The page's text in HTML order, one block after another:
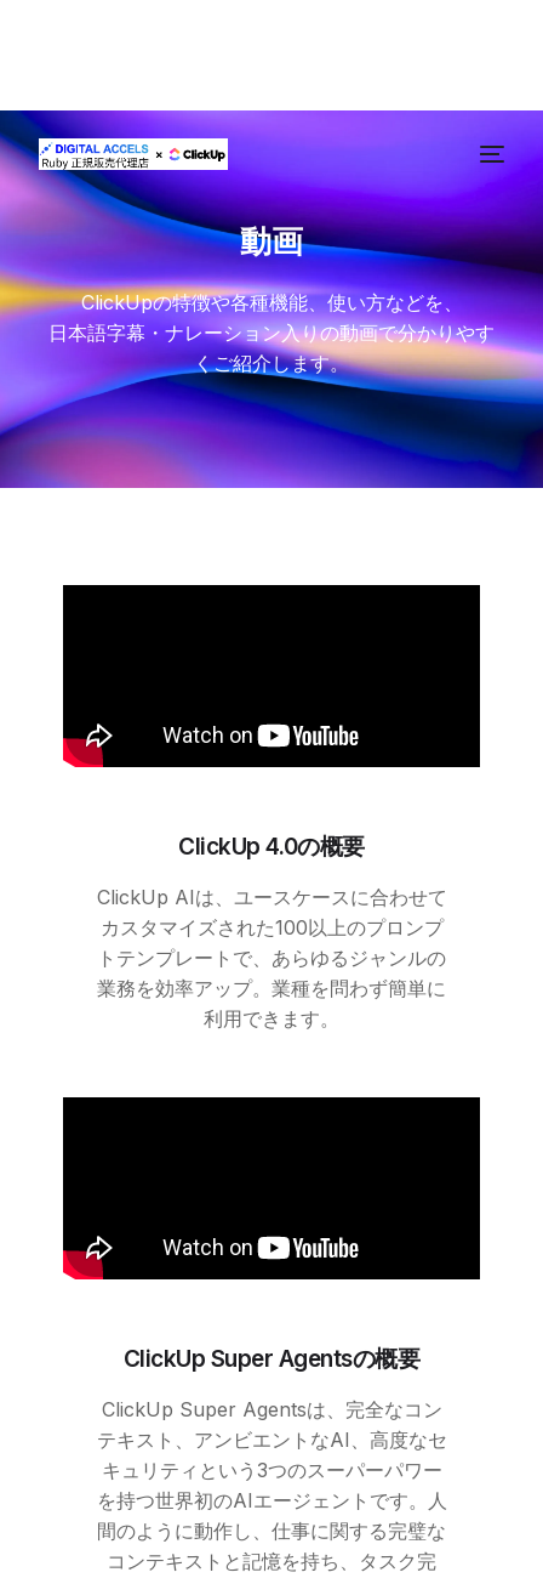
動画
ClickUpの特徴や各種機能、使い方などを、
日本語字幕・ナレーション入りの動画で分かりやす
くご紹介します。
ClickUp 4.0の概要
ClickUp AIは、ユースケースに合わせて
カスタマイズされた100以上のプロンプ
トテンプレートで、あらゆるジャンルの
業務を効率アップ。業種を問わず簡単に
利用できます。
ClickUp Super Agentsの概要
ClickUp Super Agentsは、完全なコン
テキスト、アンビエントなAI、高度なセ
キュリティという3つのスーパーパワー
を持つ世界初のAIエージェントです。人
間のように動作し、仕事に関する完璧な
コンテキストと記憶を持ち、タスク完